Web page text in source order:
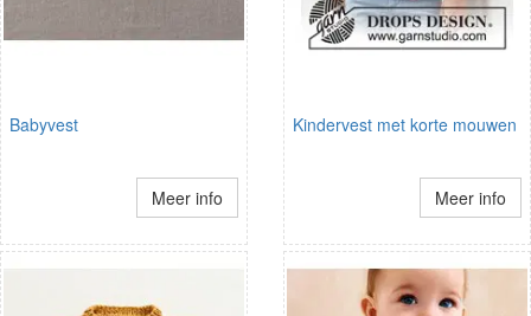
Babyvest
Meer info
Kindervest met korte mouwen
Meer info